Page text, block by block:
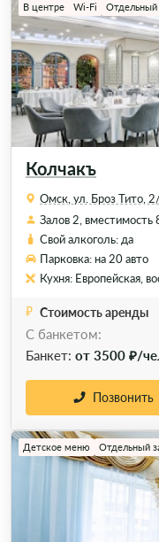
Колчакъ
В центре Wi-Fi Отдельный
Омск, ул. Броз Тито,
Залов 2, вместимость
Свой алкоголь: да
Парковка: на 20 авто
Кухня: Европейская,
Стоимость аренды
С банкетом:
Банкет: от 3500 ₽/
Позвонить
Детское меню Отдельный